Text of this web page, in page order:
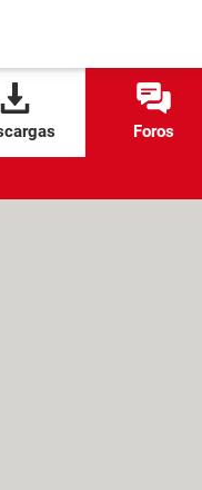
Foros